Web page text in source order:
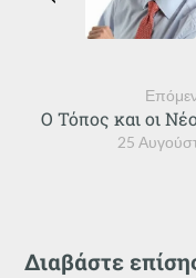
25
Ο Τόπος και οι
Διαβάστε